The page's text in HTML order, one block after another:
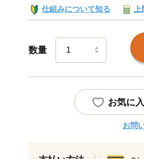
仕組みについて知る
数量
お気に
お問